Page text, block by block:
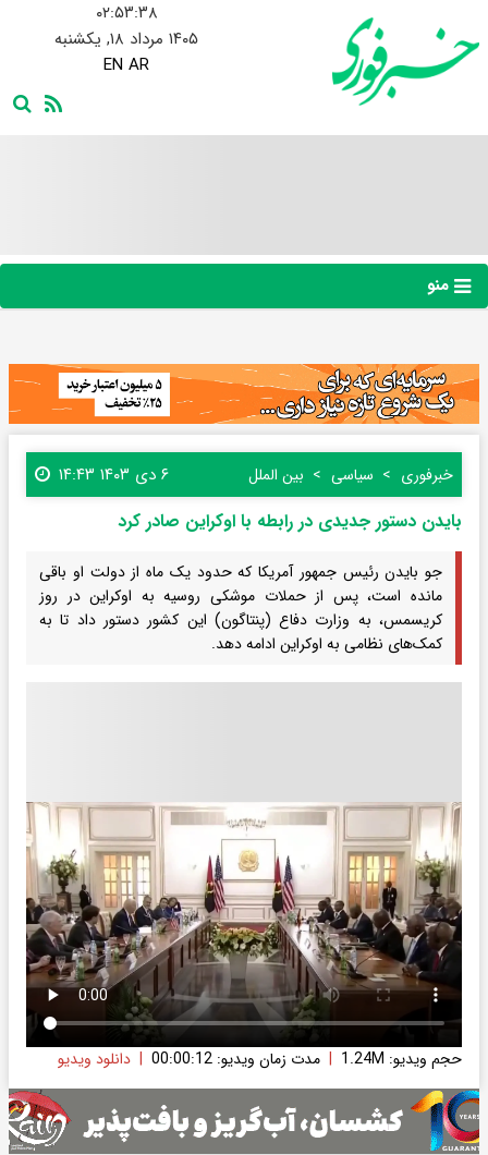
۰۲:۵۳:۳۹
۱۴۰۵ مرداد ۱۸, یکشنبه
EN AR
منو
خبرفوری سیاسی بین الملل ۶ دی ۱۴۰۳ ۱۴:۴۳
بایدن دستور جدیدی در رابطه با اوکراین صادر کرد
جو بایدن رئیس‌ جمهور آمریکا که حدود یک ماه از دولت او باقی
مانده است، پس از حملات موشکی روسیه به اوکراین در روز
کریسمس، به وزارت دفاع (پنتاگون) این کشور دستور داد تا به
کمک‌های نظامی به اوکراین ادامه دهد.
حجم ویدیو: 1.24M | مدت زمان ویدیو: 00:00:12 | دانلود ویدیو